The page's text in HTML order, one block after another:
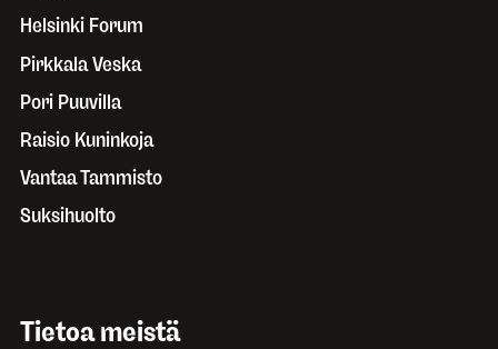
Helsinki Forum
Pirkkala Veska
Pori Puuvilla
Raisio Kuninkoja
Vantaa Tammisto
Suksihuolto
Tietoa meistä